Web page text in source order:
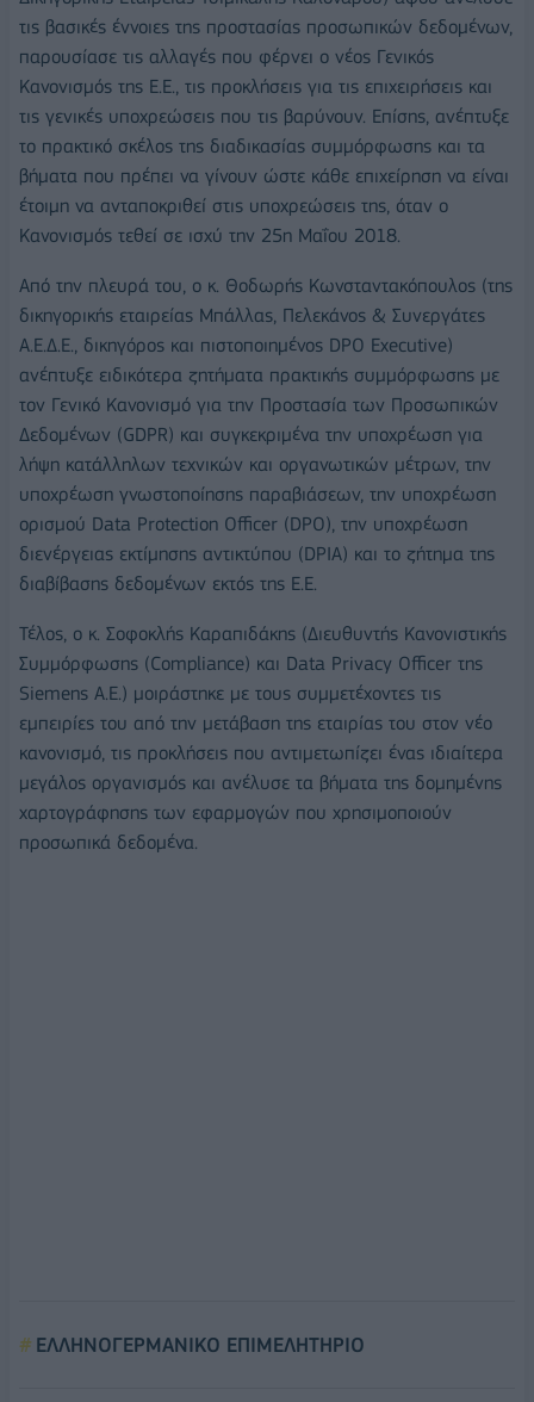
τις βασικές έννοιες της προστασίας προσωπικών δεδομένων,
παρουσίασε τις αλλαγές που φέρνει ο νέος Γενικός
Κανονισμός της Ε.Ε., τις προκλήσεις για τις επιχειρήσεις και
τις γενικές υποχρεώσεις που τις βαρύνουν. Επίσης, ανέπτυξε
το πρακτικό σκέλος της διαδικασίας συμμόρφωσης και τα
βήματα που πρέπει να γίνουν ώστε κάθε επιχείρηση να είναι
έτοιμη να ανταποκριθεί στις υποχρεώσεις της, όταν ο
Κανονισμός τεθεί σε ισχύ την 25η Μαΐου 2018.
Από την πλευρά του, ο κ. Θοδωρής Κωνσταντακόπουλος (της
δικηγορικής εταιρείας Μπάλλας, Πελεκάνος & Συνεργάτες
Α.Ε.Δ.Ε., δικηγόρος και πιστοποιημένος DPO Executive)
ανέπτυξε ειδικότερα ζητήματα πρακτικής συμμόρφωσης με
τον Γενικό Κανονισμό για την Προστασία των Προσωπικών
Δεδομένων (GDPR) και συγκεκριμένα την υποχρέωση για
λήψη κατάλληλων τεχνικών και οργανωτικών μέτρων, την
υποχρέωση γνωστοποίησης παραβιάσεων, την υποχρέωση
ορισμού Data Protection Officer (DPO), την υποχρέωση
διενέργειας εκτίμησης αντικτύπου (DPIA) και το ζήτημα της
διαβίβασης δεδομένων εκτός της Ε.Ε.
Τέλος, ο κ. Σοφοκλής Καραπιδάκης (Διευθυντής Κανονιστικής
Συμμόρφωσης (Compliance) και Data Privacy Officer της
Siemens A.E.) μοιράστηκε με τους συμμετέχοντες τις
εμπειρίες του από την μετάβαση της εταιρίας του στον νέο
κανονισμό, τις προκλήσεις που αντιμετωπίζει ένας ιδιαίτερα
μεγάλος οργανισμός και ανέλυσε τα βήματα της δομημένης
χαρτογράφησης των εφαρμογών που χρησιμοποιούν
προσωπικά δεδομένα.
ΕΛΛΗΝΟΓΕΡΜΑΝΙΚΟ ΕΠΙΜΕΛΗΤΗΡΙΟ